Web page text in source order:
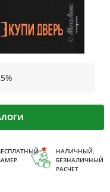
НАЛИЧНЫЙ,
БЕЗНАЛИЧНЫЙ
РАСЧЕТ